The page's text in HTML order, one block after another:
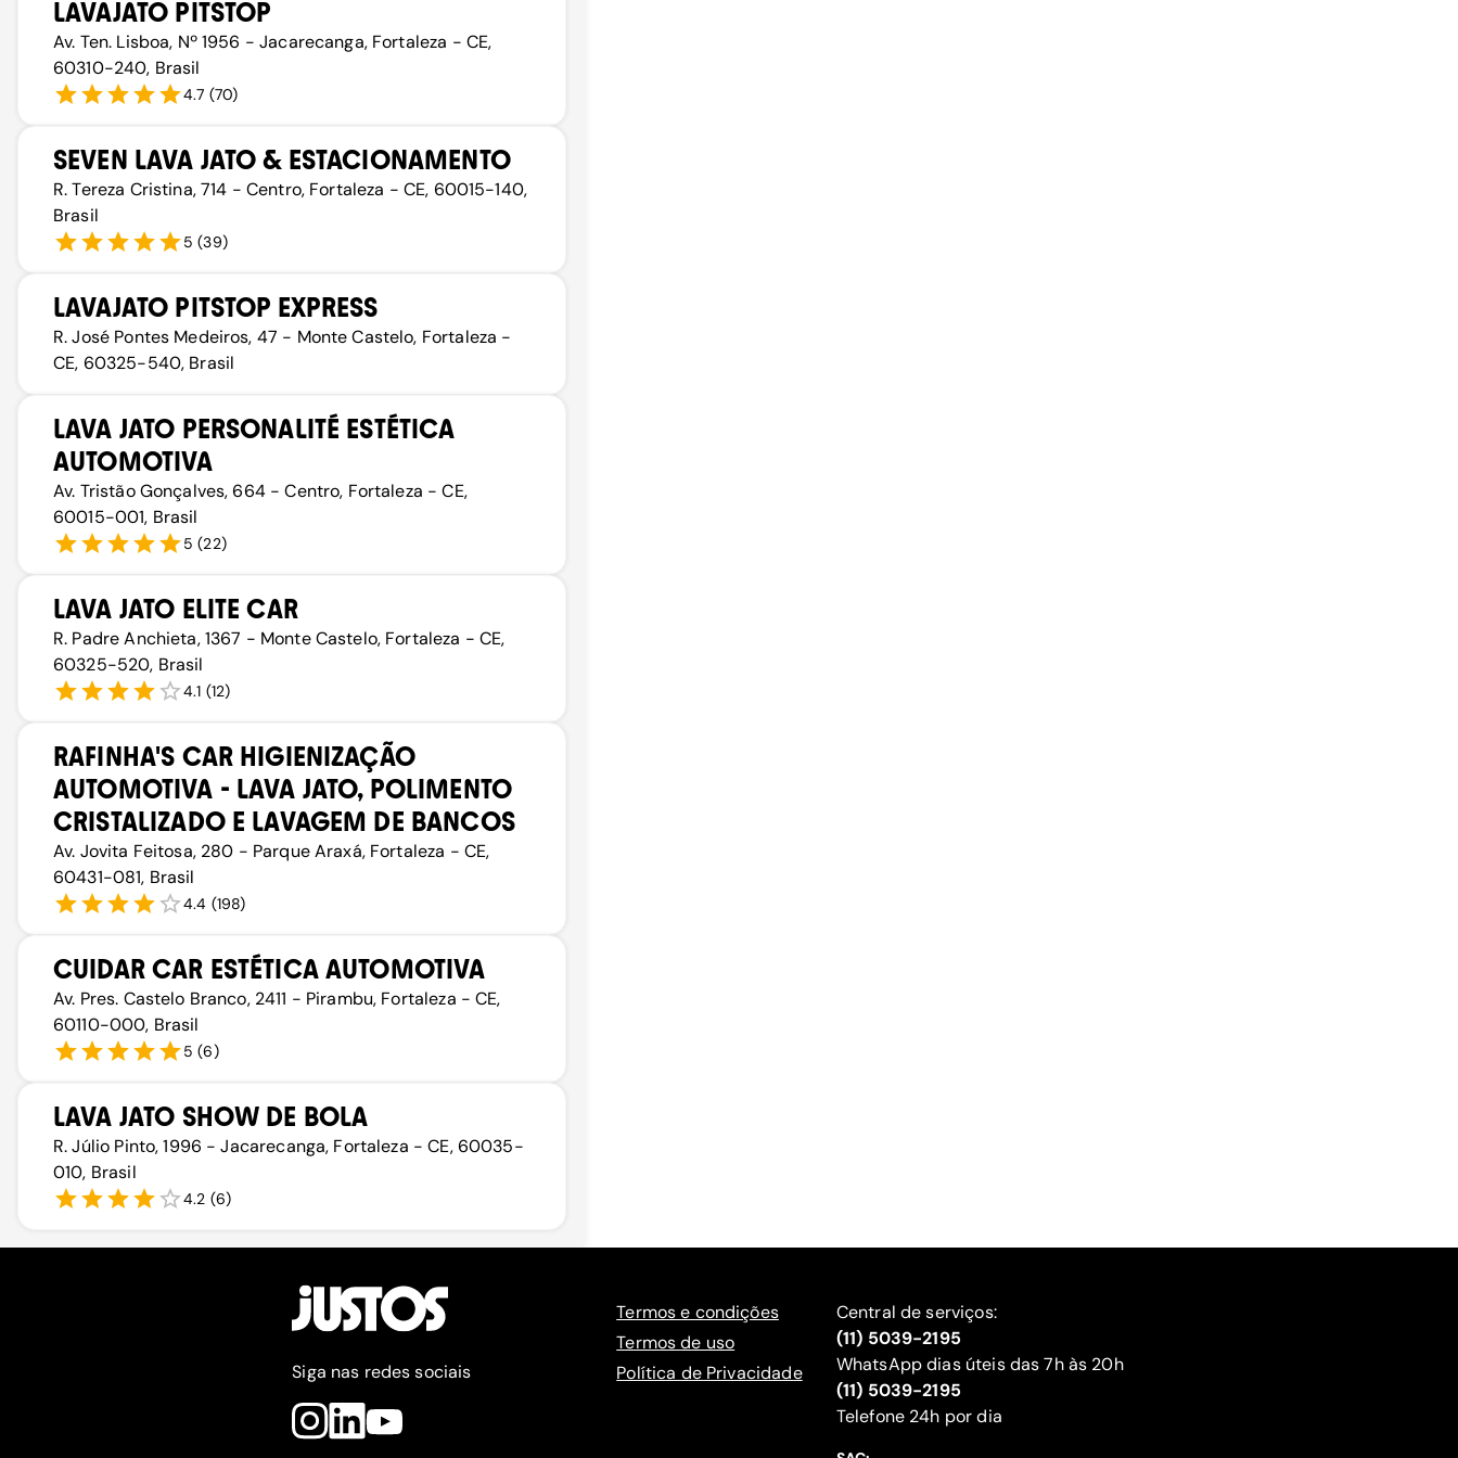
LAVAJATO PITSTOP
Av. Ten. Lisboa, Nº 1956 - Jacarecanga, Fortaleza - CE,
60310-240, Brasil
4.7 (70)
SEVEN LAVA JATO & ESTACIONAMENTO
R. Tereza Cristina, 714 - Centro, Fortaleza - CE, 60015-140,
Brasil
5 (39)
LAVAJATO PITSTOP EXPRESS
R. José Pontes Medeiros, 47 - Monte Castelo, Fortaleza -
CE, 60325-540, Brasil
LAVA JATO PERSONALITÉ ESTÉTICA
AUTOMOTIVA
Av. Tristão Gonçalves, 664 - Centro, Fortaleza - CE,
60015-001, Brasil
5 (22)
LAVA JATO ELITE CAR
R. Padre Anchieta, 1367 - Monte Castelo, Fortaleza - CE,
60325-520, Brasil
4.1 (12)
RAFINHA'S CAR HIGIENIZAÇÃO
AUTOMOTIVA - LAVA JATO, POLIMENTO
CRISTALIZADO E LAVAGEM DE BANCOS
Av. Jovita Feitosa, 280 - Parque Araxá, Fortaleza - CE,
60431-081, Brasil
4.4 (198)
CUIDAR CAR ESTÉTICA AUTOMOTIVA
Av. Pres. Castelo Branco, 2411 - Pirambu, Fortaleza - CE,
60110-000, Brasil
5 (6)
LAVA JATO SHOW DE BOLA
R. Júlio Pinto, 1996 - Jacarecanga, Fortaleza - CE, 60035-
010, Brasil
4.2 (6)
Siga nas redes sociais
Termos e condições
Termos de uso
Política de Privacidade
Central de serviços:
(11) 5039-2195
WhatsApp dias úteis das 7h às 20h
(11) 5039-2195
‍Telefone 24h por dia